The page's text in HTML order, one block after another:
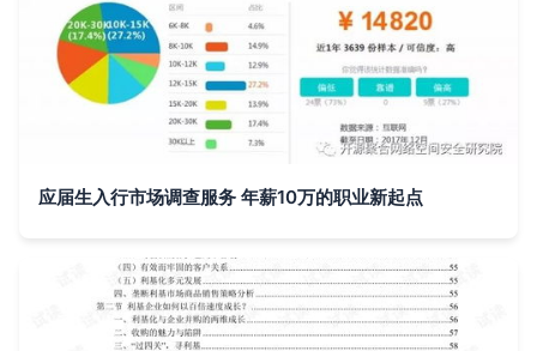
应届生入行市场调查服务 年薪10万的职业新起点